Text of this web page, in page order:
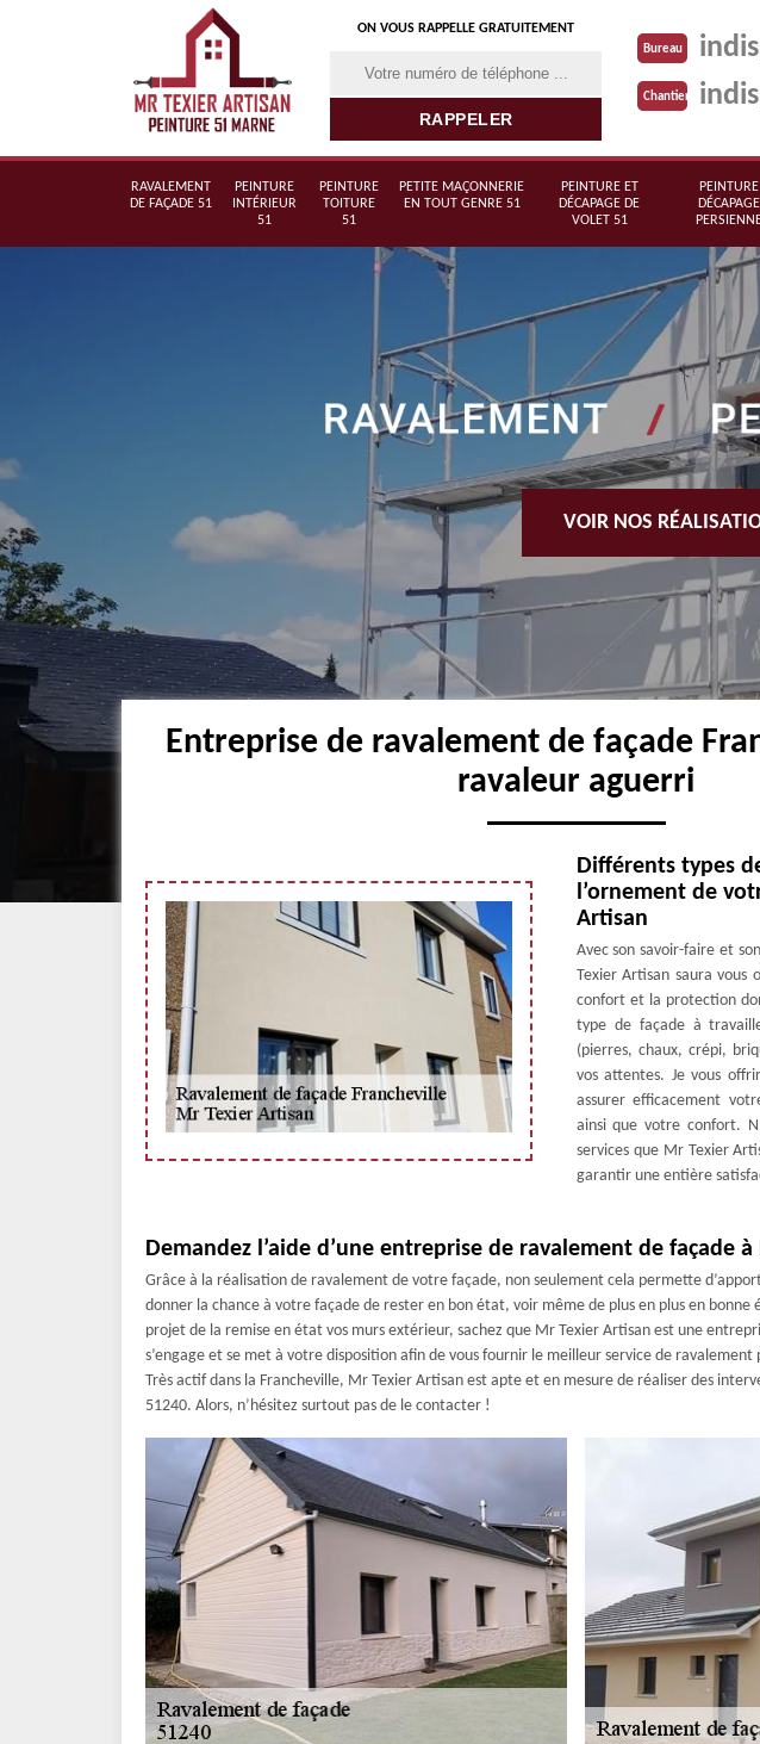
ON VOUS RAPPELLE GRATUITEMENT
Bureau
Chantier
RAVALEMENT
DE FAÇADE 51
PEINTURE
INTÉRIEUR
51
PEINTURE
TOITURE
51
PETITE MAÇONNERIE
EN TOUT GENRE 51
PEINTURE ET
DÉCAPAGE DE
VOLET 51
VOIR NOS
Entreprise de ravalement de façade
ravaleur aguerri
Différents types
l’ornement de
Artisan
Avec son savoir-faire et
Texier Artisan saura vous
confort et la protection
type de façade à
(pierres, chaux, crépi,
vos attentes. Je vous
assurer efficacement
ainsi que votre confort.
services que Mr Texier
garantir une entière
Demandez l’aide d’une entreprise de ravalement de façade
Grâce à la réalisation de ravalement de votre façade, non seulement cela permette
donner la chance à votre façade de rester en bon état, voir même de plus en plus en bonne
projet de la remise en état vos murs extérieur, sachez que Mr Texier Artisan est une
s’engage et se met à votre disposition afin de vous fournir le meilleur service de
Très actif dans la Francheville, Mr Texier Artisan est apte et en mesure de réaliser des
51240. Alors, n’hésitez surtout pas de le contacter !